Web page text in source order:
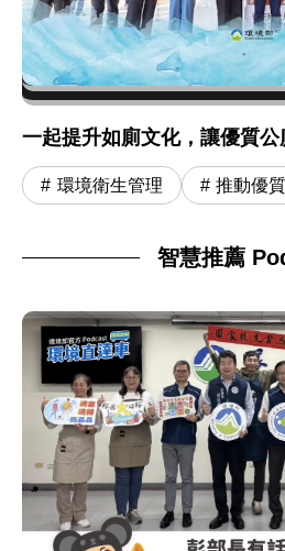
一起提升如廁文化，讓優質
環境衛生管理 推動優
智慧推薦